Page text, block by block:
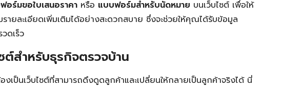
for:
Search
อร์มขอใบเสนอราคา หรือ แบบฟอร์มสำหรับนัดหมาย บนเว็บไซต์ เพื่อให้
ายละเอียดเพิ่มเติมได้อย่างสะดวกสบาย ซึ่งจะช่วยให้คุณได้รับข้อมูล
ดเร็ว
ต์สำหรับธุรกิจตรวจบ้าน
งเป็นเว็บไซต์ที่สามารถดึงดูดลูกค้าและเปลี่ยนให้กลายเป็นลูกค้าจริงได้ นี่